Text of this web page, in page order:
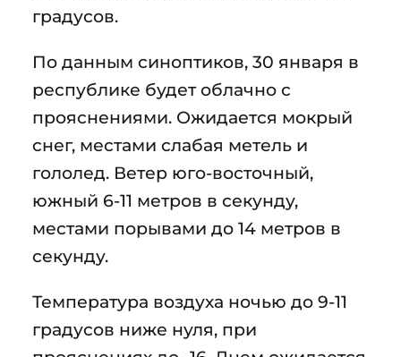
градусов.
По данным синоптиков, 30 января в
республике будет облачно с
прояснениями. Ожидается мокрый
снег, местами слабая метель и
гололед. Ветер юго-восточный,
южный 6-11 метров в секунду,
местами порывами до 14 метров в
секунду.
Температура воздуха ночью до 9-11
градусов ниже нуля, при